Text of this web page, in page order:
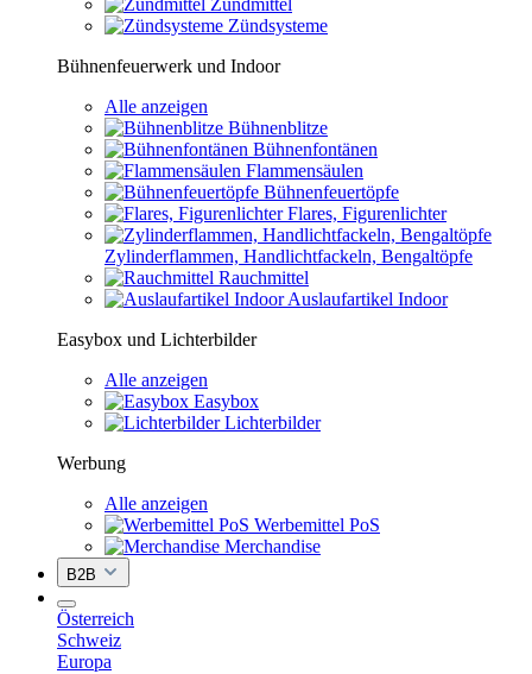
Zündmittel
Zündsysteme
Bühnenfeuerwerk und Indoor
Alle anzeigen
Bühnenblitze
Bühnenfontänen
Flammensäulen
Bühnenfeuertöpfe
Flares, Figurenlichter
Zylinderflammen, Handlichtfackeln, Bengaltöpfe
Rauchmittel
Auslaufartikel Indoor
Easybox und Lichterbilder
Alle anzeigen
Easybox
Lichterbilder
Werbung
Alle anzeigen
Werbemittel PoS
Merchandise
B2B
Österreich
Schweiz
Europa